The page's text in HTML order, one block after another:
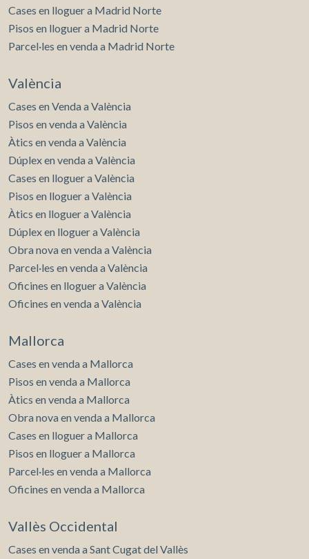
Cases en lloguer a Madrid Norte
Pisos en lloguer a Madrid Norte
Parcel·les en venda a Madrid Norte
València
Cases en Venda a València
Pisos en venda a València
Àtics en venda a València
Dúplex en venda a València
Cases en lloguer a València
Pisos en lloguer a València
Àtics en lloguer a València
Dúplex en lloguer a València
Obra nova en venda a València
Parcel·les en venda a València
Oficines en lloguer a València
Oficines en venda a València
Mallorca
Cases en venda a Mallorca
Pisos en venda a Mallorca
Àtics en venda a Mallorca
Obra nova en venda a Mallorca
Cases en lloguer a Mallorca
Pisos en lloguer a Mallorca
Parcel·les en venda a Mallorca
Oficines en venda a Mallorca
Vallès Occidental
Cases en venda a Sant Cugat del Vallès